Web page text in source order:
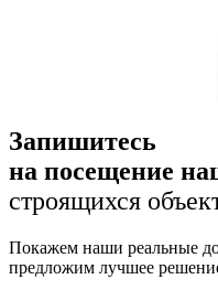
Запишитесь
на посещение
строящихся
Покажем наши реальные
предложим лучшее